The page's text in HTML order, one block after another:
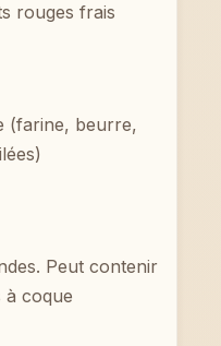
rouges frais
(farine, beurre,
Peut contenir
coque